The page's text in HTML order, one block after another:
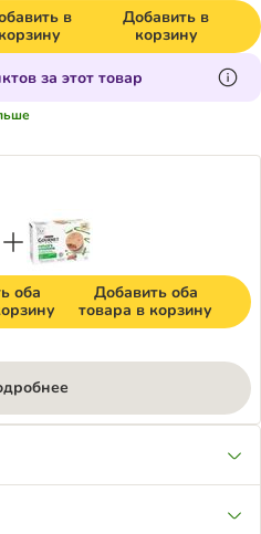
в
корзину
Добавить в
корзину
за этот товар
оба
Добавить оба
товара в корзину